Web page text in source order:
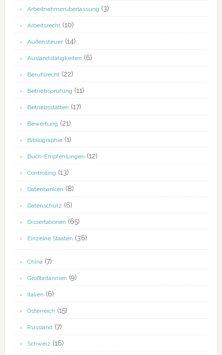
Arbeitnehmerüberlassung (3)
Arbeitsrecht(10)
Außensteuer(14)
Auslandstätigkeiten (6)
Berufsrecht(22)
Betriebsprüfung (11)
Betriebsstätten (17)
Bewertung (21)
Bibliographie(1)
Buch-Empfehlungen (12)
Controlling (13)
Datenbanken (8)
Datenschutz (6)
Dissertationen (65)
Einzelne Staaten (36)
China(7)
Großbritannien (9)
Italien (6)
Österreich (15)
Russland(7)
Schweiz (16)